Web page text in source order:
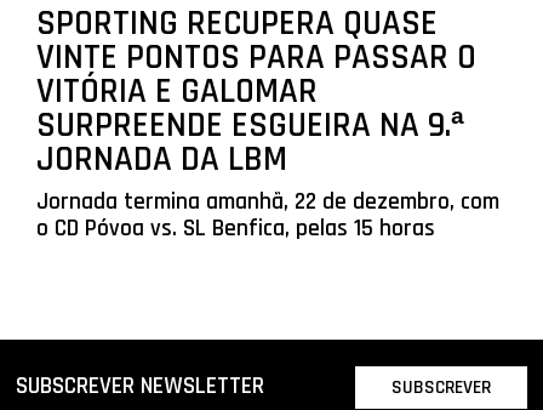
SPORTING RECUPERA QUASE
VINTE PONTOS PARA PASSAR O
VITÓRIA E GALOMAR
SURPREENDE ESGUEIRA NA 9.ª
JORNADA DA LBM
Jornada termina amanhã, 22 de dezembro, com
o CD Póvoa vs. SL Benfica, pelas 15 horas
SUBSCREVER NEWSLETTER SUBSCREVER